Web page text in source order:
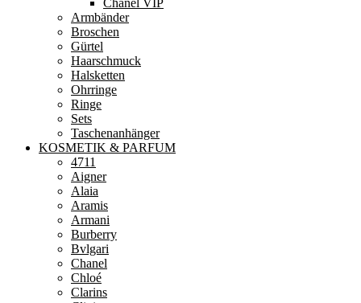
Chanel VIP
Armbänder
Broschen
Gürtel
Haarschmuck
Halsketten
Ohrringe
Ringe
Sets
Taschenanhänger
KOSMETIK & PARFUM
4711
Aigner
Alaia
Aramis
Armani
Burberry
Bvlgari
Chanel
Chloé
Clarins